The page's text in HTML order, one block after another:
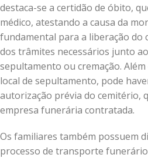
destaca-se a certidão de óbito,
médico, atestando a causa da
fundamental para a liberação do
dos trâmites necessários junto
sepultamento ou cremação.
local de sepultamento, pode
autorização prévia do cemitério,
empresa funerária contratada.
Os familiares também possuem
processo de transporte